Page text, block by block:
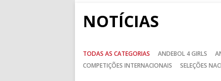
NOTÍCIAS
TODAS AS CATEGORIAS ANDEBOL 4 GIRLS
COMPETIÇÕES INTERNACIONAIS
SELEÇÕES